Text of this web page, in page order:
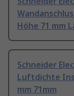
Höhe 71 mm
Schneider
Luftdichte
mm 71mm